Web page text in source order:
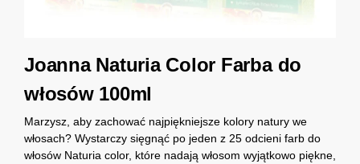
Joanna Naturia Color Farba do
włosów 100ml
Marzysz, aby zachować najpiękniejsze kolory natury we
włosach? Wystarczy sięgnąć po jeden z 25 odcieni farb do
włosów Naturia color, które nadają włosom wyjątkowo piękne,